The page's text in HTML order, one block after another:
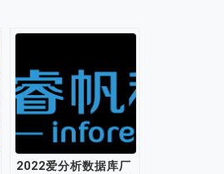
2022爱分析数据库厂